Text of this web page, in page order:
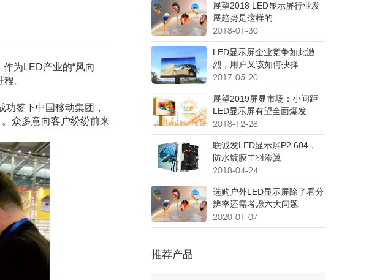
为LED产业的“风向
。
签下中国移动集团，
众多意向客户纷纷前来
展望2018 LED显示屏行业发
展趋势是这样的
2018-01-30
LED显示屏企业竞争如此激
烈，用户又该如何抉择
2017-05-20
展望2019屏显市场：小间距
LED显示屏有望全面爆发
2018-12-28
联诚发LED显示屏P2.604，
防水镀膜丰羽添翼
2018-04-24
选购户外LED显示屏除了看分
辨率还需考虑六大问题
2020-01-07
推荐产品